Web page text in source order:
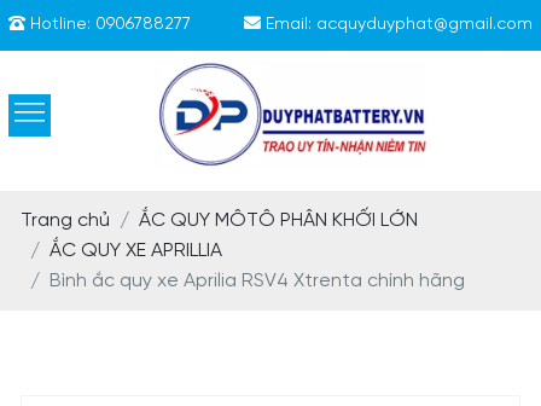
Hotline: 0906788277 Email: acquyduyphat@gmail.com
Trang chủ
ẮC QUY MÔTÔ PHÂN KHỐ́I LỚN
ẮC QUY XE APRILLIA
Bình ắc quy xe Aprilia RSV4 Xtrenta chính hãng